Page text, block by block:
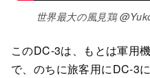
世界最大の風見鶏
このDC-3は、もとは軍用
で、のちに旅客用にDC-3